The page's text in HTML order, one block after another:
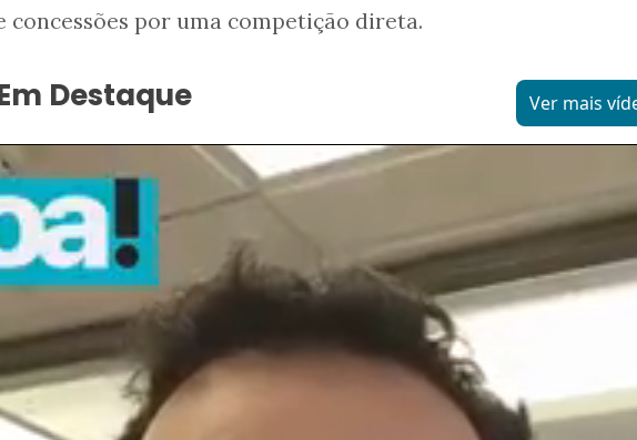
concessões por uma competição direta.
Destaque Ver mais